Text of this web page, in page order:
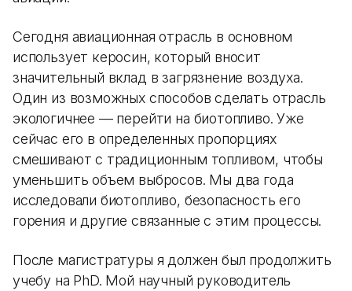
Сегодня авиационная отрасль в основном
использует керосин, который вносит
значительный вклад в загрязнение воздуха.
Один из возможных способов сделать отрасль
экологичнее — перейти на биотопливо. Уже
сейчас его в определенных пропорциях
смешивают с традиционным топливом, чтобы
уменьшить объем выбросов. Мы два года
исследовали биотопливо, безопасность его
горения и другие связанные с этим процессы.
После магистратуры я должен был продолжить
учебу на PhD. Мой научный руководитель